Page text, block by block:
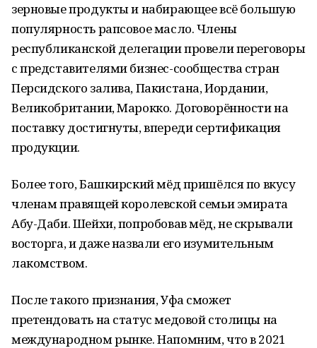
зерновые продукты и набирающее всё большую
популярность рапсовое масло. Члены
республиканской делегации провели переговоры
с представителями бизнес-сообщества стран
Персидского залива, Пакистана, Иордании,
Великобритании, Марокко. Договорённости на
поставку достигнуты, впереди сертификация
продукции.
Более того, Башкирский мёд пришёлся по вкусу
членам правящей королевской семьи эмирата
Абу-Даби. Шейхи, попробовав мёд, не скрывали
восторга, и даже назвали его изумительным
лакомством.
После такого признания, Уфа сможет
претендовать на статус медовой столицы на
международном рынке. Напомним, что в 2021